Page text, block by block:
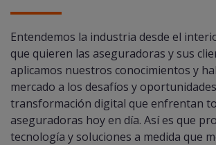
Entendemos la industria desde el
que quieren las aseguradoras y sus
aplicamos nuestros conocimientos y
mercado a los desafíos y
transformación digital que enfrentan
aseguradoras hoy en día. Así es que
tecnología y soluciones a medida que